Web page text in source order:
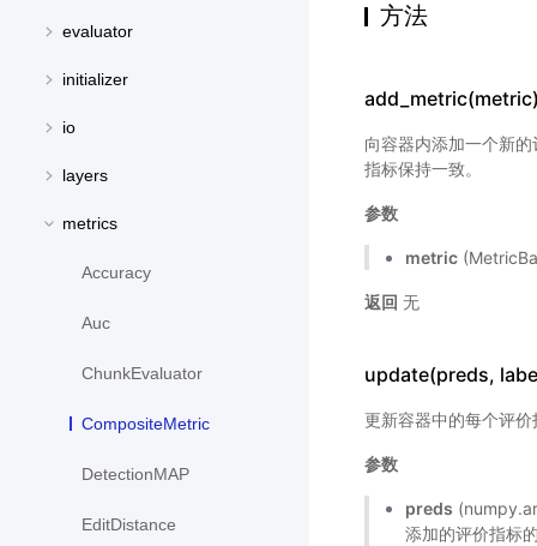
evaluator
initializer
io
layers
metrics
Accuracy
Auc
ChunkEvaluator
CompositeMetric
DetectionMAP
EditDistance
方法
向容器内添加一个新
指标保持一致。
参数
metric
返回 无
update(preds,
更新容器中的每个评价
参数
preds
添加的评价指标